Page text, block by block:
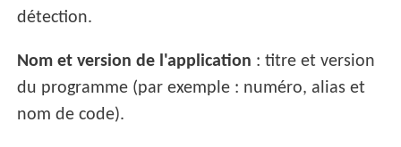
détection.
Nom et version de l'application : titre et version
du programme (par exemple : numéro, alias et
nom de code).